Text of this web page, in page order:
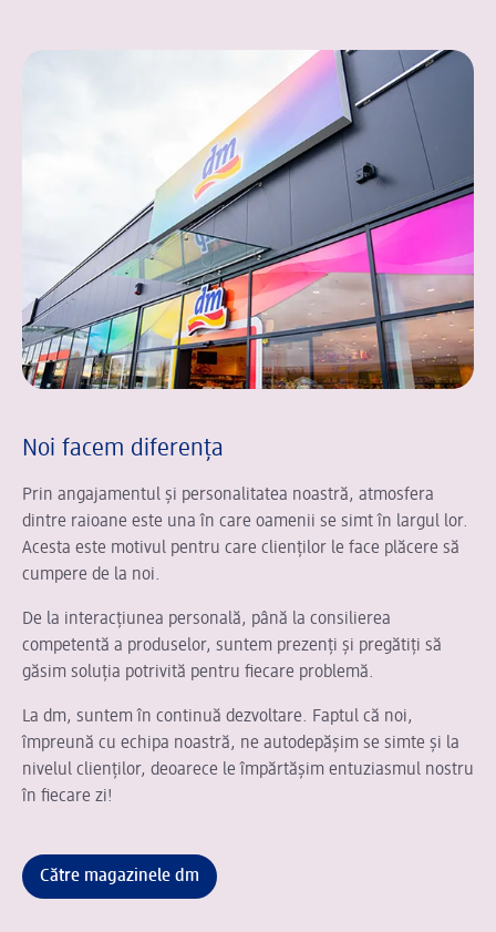
Noi facem diferența
Prin angajamentul și personalitatea noastră, atmosfera
dintre raioane este una în care oamenii se simt în largul lor.
Acesta este motivul pentru care clienților le face plăcere să
cumpere de la noi.
De la interacțiunea personală, până la consilierea
competentă a produselor, suntem prezenți și pregătiți să
găsim soluția potrivită pentru fiecare problemă.
La dm, suntem în continuă dezvoltare. Faptul că noi,
împreună cu echipa noastră, ne autodepășim se simte și la
nivelul clienților, deoarece le împărtășim entuziasmul nostru
în fiecare zi!
Către magazinele dm